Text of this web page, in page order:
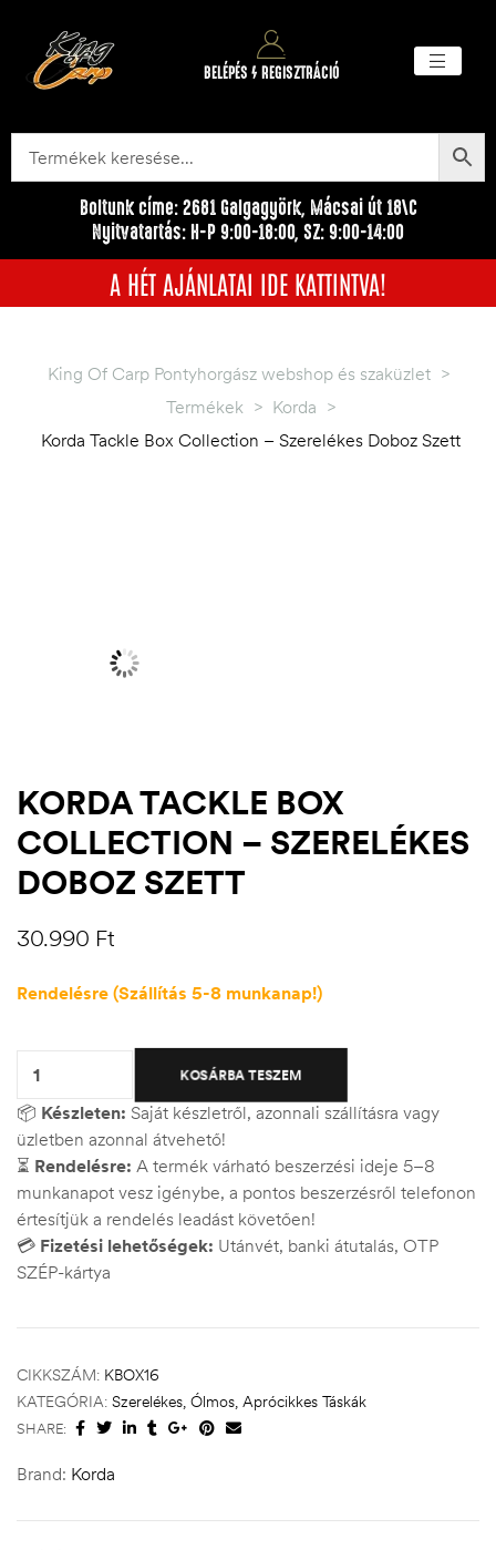
BELÉPÉS / REGISZTRÁCIÓ
Boltunk címe: 2681 Galgagyörk, Mácsai út 18\C
Nyitvatartás: H-P 9:00-18:00, SZ: 9:00-14:00
A HÉT AJÁNLATAI IDE KATTINTVA!
King Of Carp Pontyhorgász webshop és szaküzlet >
Termékek > Korda >
Korda Tackle Box Collection – Szerelékes Doboz Szett
KORDA TACKLE BOX
COLLECTION – SZERELÉKES
DOBOZ SZETT
30.990 Ft
Rendelésre (Szállítás 5-8 munkanap!)
KOSÁRBA TESZEM
📦 Készleten: Saját készletről, azonnali szállításra vagy
üzletben azonnal átvehető!
⏳ Rendelésre: A termék várható beszerzési ideje 5–8
munkanapot vesz igénybe, a pontos beszerzésről telefonon
értesítjük a rendelés leadást követően!
💳 Fizetési lehetőségek: Utánvét, banki átutalás, OTP
SZÉP-kártya
CIKKSZÁM: KBOX16
KATEGÓRIA: Szerelékes, Ólmos, Aprócikkes Táskák
SHARE:
Brand: Korda